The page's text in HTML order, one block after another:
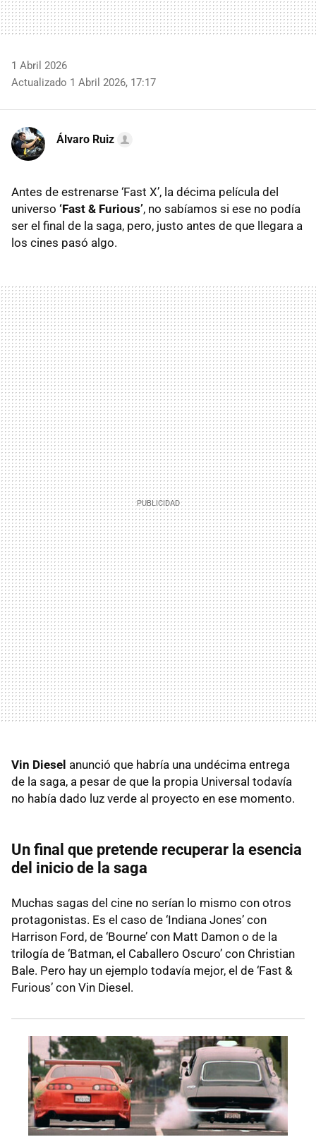
1 Abril 2026
Actualizado 1 Abril 2026, 17:17
Álvaro Ruiz
Antes de estrenarse ‘Fast X’, la décima película del
universo ‘Fast & Furious’, no sabíamos si ese no podía
ser el final de la saga, pero, justo antes de que llegara a
los cines pasó algo.
Vin Diesel anunció que habría una undécima entrega
de la saga, a pesar de que la propia Universal todavía
no había dado luz verde al proyecto en ese momento.
Un final que pretende recuperar la esencia
del inicio de la saga
Muchas sagas del cine no serían lo mismo con otros
protagonistas. Es el caso de ‘Indiana Jones’ con
Harrison Ford, de ‘Bourne’ con Matt Damon o de la
trilogía de ‘Batman, el Caballero Oscuro’ con Christian
Bale. Pero hay un ejemplo todavía mejor, el de ‘Fast &
Furious’ con Vin Diesel.